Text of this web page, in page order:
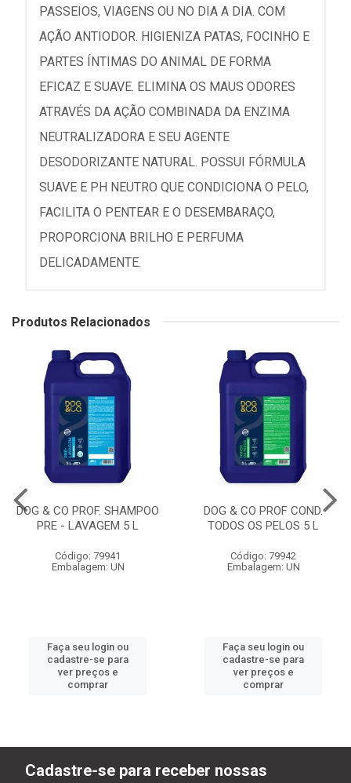
PASSEIOS, VIAGENS OU NO DIA A DIA. COM
AÇÃO ANTIODOR. HIGIENIZA PATAS, FOCINHO E
PARTES ÍNTIMAS DO ANIMAL DE FORMA
EFICAZ E SUAVE. ELIMINA OS MAUS ODORES
ATRAVÉS DA AÇÃO COMBINADA DA ENZIMA
NEUTRALIZADORA E SEU AGENTE
DESODORIZANTE NATURAL. POSSUI FÓRMULA
SUAVE E PH NEUTRO QUE CONDICIONA O PELO,
FACILITA O PENTEAR E O DESEMBARAÇO,
PROPORCIONA BRILHO E PERFUMA
DELICADAMENTE.
Produtos Relacionados
DOG & CO PROF. SHAMPOO
PRE - LAVAGEM 5 L
Código: 79941
Embalagem: UN
Faça seu login ou
cadastre-se para
ver preços e
comprar
DOG & CO PROF COND.
TODOS OS PELOS 5 L
Código: 79942
Embalagem: UN
Faça seu login ou
cadastre-se para
ver preços e
comprar
Cadastre-se para receber nossas